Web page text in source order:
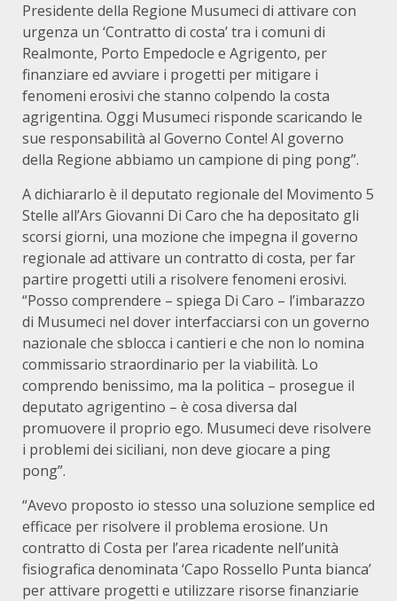
Presidente della Regione Musumeci di attivare con
urgenza un ‘Contratto di costa’ tra i comuni di
Realmonte, Porto Empedocle e Agrigento, per
finanziare ed avviare i progetti per mitigare i
fenomeni erosivi che stanno colpendo la costa
agrigentina. Oggi Musumeci risponde scaricando le
sue responsabilità al Governo Conte! Al governo
della Regione abbiamo un campione di ping pong”.
A dichiararlo è il deputato regionale del Movimento 5
Stelle all’Ars Giovanni Di Caro che ha depositato gli
scorsi giorni, una mozione che impegna il governo
regionale ad attivare un contratto di costa, per far
partire progetti utili a risolvere fenomeni erosivi.
“Posso comprendere – spiega Di Caro – l’imbarazzo
di Musumeci nel dover interfacciarsi con un governo
nazionale che sblocca i cantieri e che non lo nomina
commissario straordinario per la viabilità. Lo
comprendo benissimo, ma la politica – prosegue il
deputato agrigentino – è cosa diversa dal
promuovere il proprio ego. Musumeci deve risolvere
i problemi dei siciliani, non deve giocare a ping
pong”.
“Avevo proposto io stesso una soluzione semplice ed
efficace per risolvere il problema erosione. Un
contratto di Costa per l’area ricadente nell’unità
fisiografica denominata ‘Capo Rossello Punta bianca’
per attivare progetti e utilizzare risorse finanziarie